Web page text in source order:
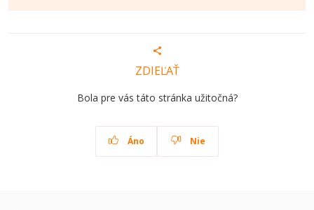
ZDIEĽAŤ
Bola pre vás táto stránka užitočná?
Áno Nie